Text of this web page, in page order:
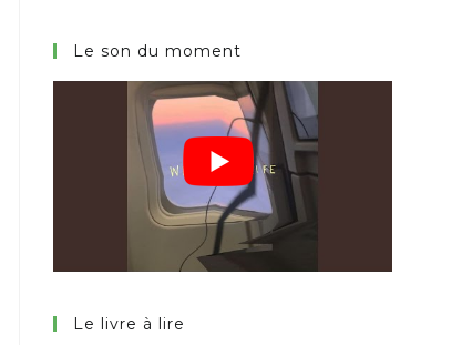
Le son du moment
Le livre à lire